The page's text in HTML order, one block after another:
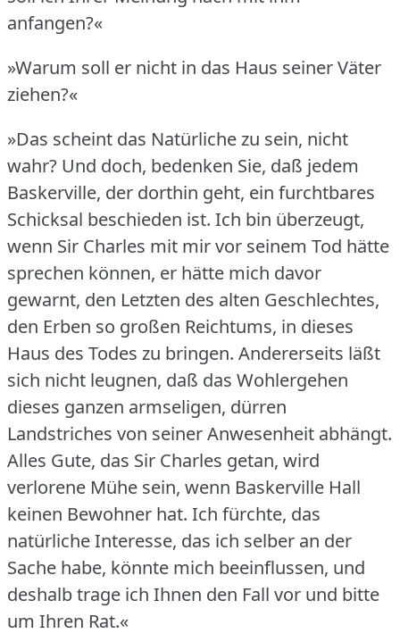
anfangen?«
»Warum soll er nicht in das Haus seiner Väter
ziehen?«
»Das scheint das Natürliche zu sein, nicht
wahr? Und doch, bedenken Sie, daß jedem
Baskerville, der dorthin geht, ein furchtbares
Schicksal beschieden ist. Ich bin überzeugt,
wenn Sir Charles mit mir vor seinem Tod hätte
sprechen können, er hätte mich davor
gewarnt, den Letzten des alten Geschlechtes,
den Erben so großen Reichtums, in dieses
Haus des Todes zu bringen. Andererseits läßt
sich nicht leugnen, daß das Wohlergehen
dieses ganzen armseligen, dürren
Landstriches von seiner Anwesenheit abhängt.
Alles Gute, das Sir Charles getan, wird
verlorene Mühe sein, wenn Baskerville Hall
keinen Bewohner hat. Ich fürchte, das
natürliche Interesse, das ich selber an der
Sache habe, könnte mich beeinflussen, und
deshalb trage ich Ihnen den Fall vor und bitte
um Ihren Rat.«